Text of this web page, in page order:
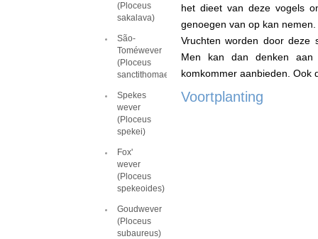
(Ploceus
sakalava)
São-
Toméwever
(Ploceus
sanctithomae)
Spekes
wever
(Ploceus
spekei)
Fox'
wever
(Ploceus
spekeoides)
Goudwever
(Ploceus
subaureus)
het dieet van deze vogels
genoegen van op kan nemen.
Vruchten worden door deze
Men kan dan denken
komkommer aanbieden. Ook
Voortplanting